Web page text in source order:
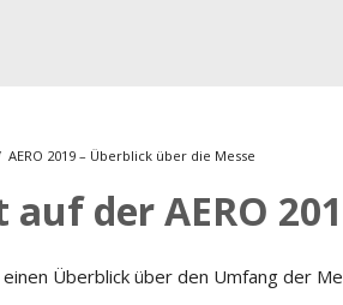
AERO 2019 – Überblick über die Messe
der AERO
Überblick über den Umfang der